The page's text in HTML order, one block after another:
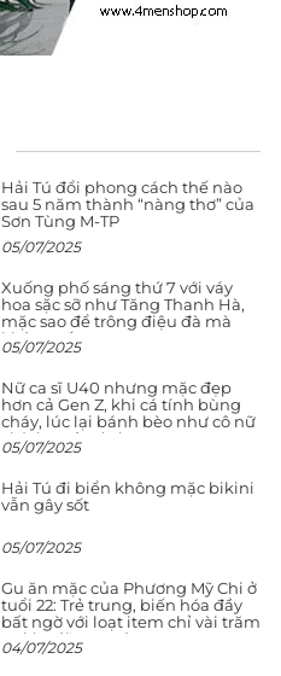
Hải Tú đổi phong cách thế nào
sau 5 năm thành “nàng thơ” của
Sơn Tùng M-TP
05/07/2025
Xuống phố sáng thứ 7 với váy
hoa sặc sỡ như Tăng Thanh Hà,
mặc sao để trông điệu đà mà
không sến
05/07/2025
Nữ ca sĩ U40 nhưng mặc đẹp
hơn cả Gen Z, khi cá tính bùng
cháy, lúc lại bánh bèo như cô nữ
chính ngôn tình
05/07/2025
Hải Tú đi biển không mặc bikini
vẫn gây sốt
05/07/2025
Gu ăn mặc của Phương Mỹ Chi ở
tuổi 22: Trẻ trung, biến hóa đầy
bất ngờ với loạt item chỉ vài trăm
nghìn đã mua được
04/07/2025